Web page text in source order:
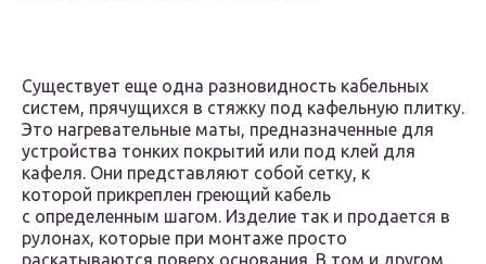
Существует еще одна разновидность кабельных
систем, прячущихся в стяжку под кафельную плитку.
Это нагревательные маты, предназначенные для
устройства тонких покрытий или под клей для
кафеля. Они представляют собой сетку, к
которой прикреплен греющий кабель
с определенным шагом. Изделие так и продается в
рулонах, которые при монтаже просто
раскатываются поверх основания. В том и другом